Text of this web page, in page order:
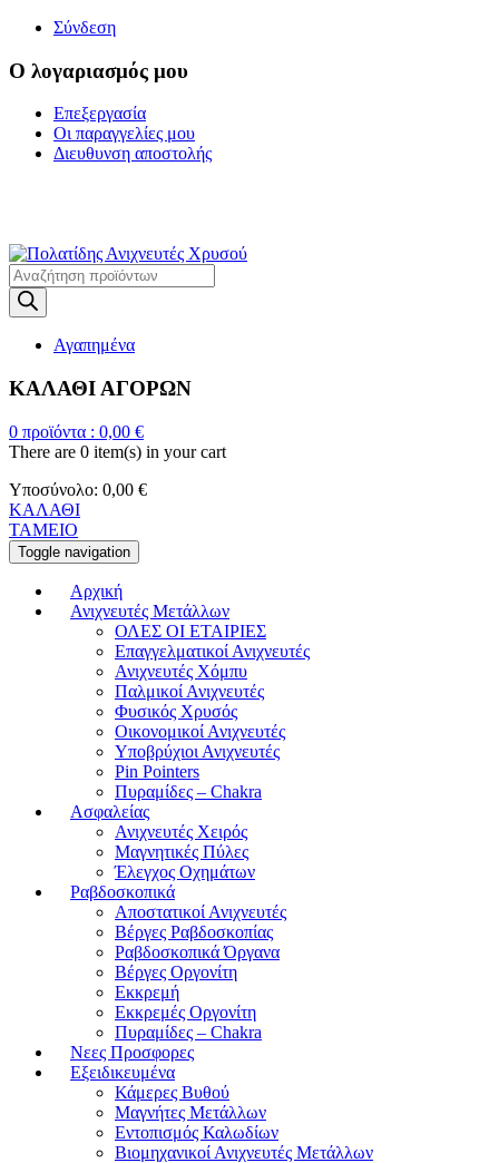
Σύνδεση
Ο λογαριασμός μου
Επεξεργασία
Οι παραγγελίες μου
Διευθυνση αποστολής
Products
search
Αγαπημένα
ΚΑΛΑΘΙ ΑΓΟΡΩΝ
0 προϊόντα : 0,00 €
There are 0 item(s) in your cart
Υποσύνολο: 0,00 €
ΚΑΛΑΘΙ
ΤΑΜΕΙΟ
Toggle navigation
Αρχική
Ανιχνευτές Μετάλλων
ΟΛΕΣ ΟΙ ΕΤΑΙΡΙΕΣ
Επαγγελματικοί Ανιχνευτές
Ανιχνευτές Χόμπυ
Παλμικοί Ανιχνευτές
Φυσικός Χρυσός
Οικονομικοί Ανιχνευτές
Υποβρύχιοι Ανιχνευτές
Pin Pointers
Πυραμίδες – Chakra
Ασφαλείας
Ανιχνευτές Χειρός
Μαγνητικές Πύλες
Έλεγχος Οχημάτων
Ραβδοσκοπικά
Αποστατικοί Ανιχνευτές
Βέργες Ραβδοσκοπίας
Ραβδοσκοπικά Όργανα
Βέργες Οργονίτη
Εκκρεμή
Εκκρεμές Οργονίτη
Πυραμίδες – Chakra
Νεες Προσφορες
Εξειδικευμένα
Κάμερες Βυθού
Μαγνήτες Μετάλλων
Εντοπισμός Καλωδίων
Βιομηχανικοί Ανιχνευτές Μετάλλων